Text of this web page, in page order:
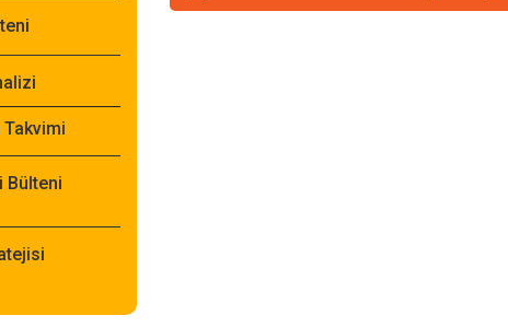
Takvimi
Bülteni